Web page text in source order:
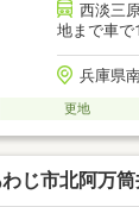
西淡三
地まで車で
兵庫県
更地
じ市北阿万筒